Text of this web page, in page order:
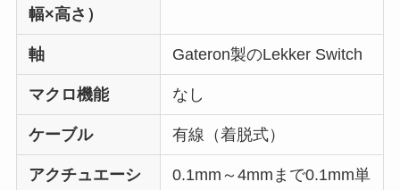
幅×高さ）
軸 Gateron製のLekker Switch
マクロ機能 なし
ケーブル 有線（着脱式）
アクチュエーシ
0.1mm～4mmまで0.1mm単